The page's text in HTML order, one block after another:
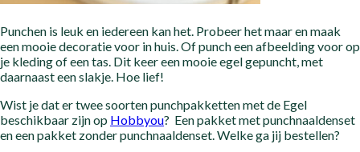
Punchen is leuk en iedereen kan het. Probeer het maar en maak
een mooie decoratie voor in huis. Of punch een afbeelding voor op
je kleding of een tas. Dit keer een mooie egel gepuncht, met
daarnaast een slakje. Hoe lief!
Wist je dat er twee soorten punchpakketten met de Egel
beschikbaar zijn op Hobbyou? Een pakket met punchnaaldenset
en een pakket zonder punchnaaldenset. Welke ga jij bestellen?